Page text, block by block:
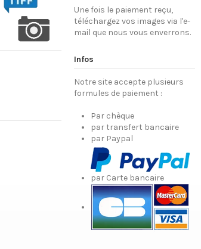
Une fois le paiement reçu,
téléchargez vos images via l'e-
mail que nous vous enverrons.
Infos
Notre site accepte plusieurs
formules de paiement :
Par chèque
par transfert bancaire
par Paypal
par Carte bancaire